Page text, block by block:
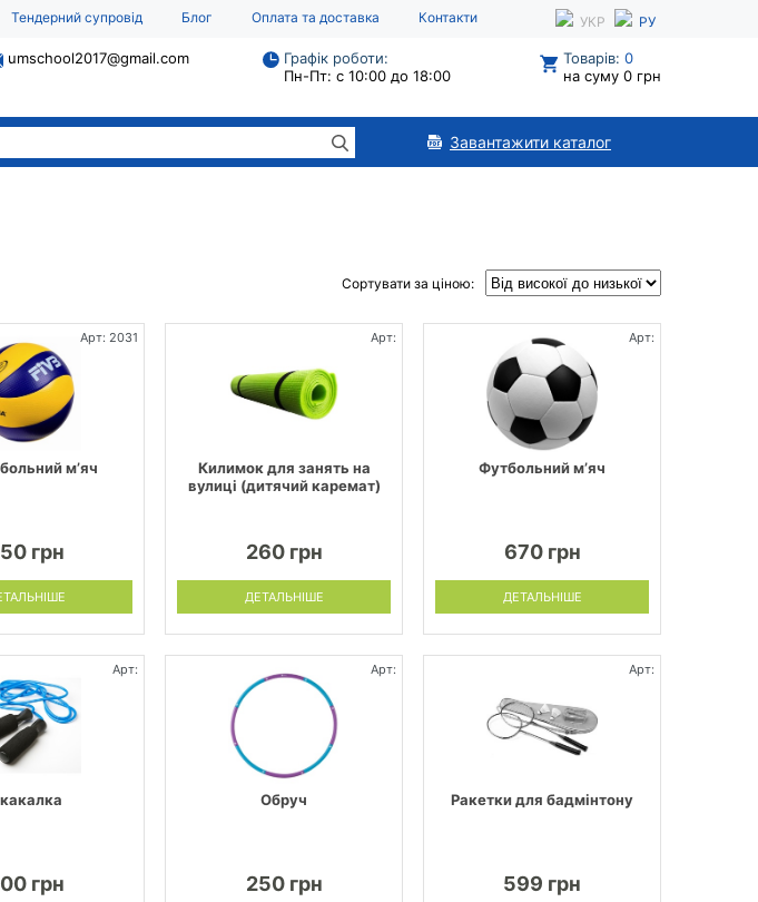
Тендерний супровід Блог Оплата та доставка Контакти УКР РУ
umschool2017@gmail.com
Графік роботи:
Пн-Пт: с 10:00 до 18:00
Товарів: 0
на суму 0 грн
Завантажити каталог
Сортувати за ціною:
Арт: 2031
м’яч
грн
Арт:
Килимок для занять на
вулиці (дитячий каремат)
260 грн
ДЕТАЛЬНІШЕ
Арт:
Футбольний м’яч
670 грн
ДЕТАЛЬНІШЕ
Арт:
грн
Арт:
Обруч
250 грн
Арт:
Ракетки для бадмінтону
599 грн